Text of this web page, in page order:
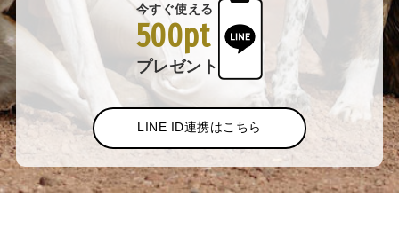
今すぐ使える
500pt
プレゼント
LINE ID連携はこちら